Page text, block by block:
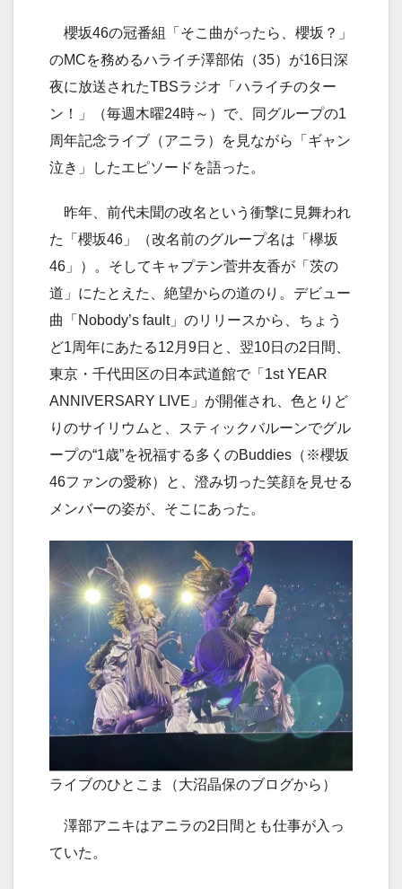
櫻坂46の冠番組「そこ曲がったら、櫻坂？」
のMCを務めるハライチ澤部佑（35）が16日深
夜に放送されたTBSラジオ「ハライチのター
ン！」（毎週木曜24時～）で、同グループの1
周年記念ライブ（アニラ）を見ながら「ギャン
泣き」したエピソードを語った。
昨年、前代未聞の改名という衝撃に見舞われ
た「櫻坂46」（改名前のグループ名は「欅坂
46」）。そしてキャプテン菅井友香が「茨の
道」にたとえた、絶望からの道のり。デビュー
曲「Nobody’s fault」のリリースから、ちょう
ど1周年にあたる12月9日と、翌10日の2日間、
東京・千代田区の日本武道館で「1st YEAR
ANNIVERSARY LIVE」が開催され、色とりど
りのサイリウムと、スティックバルーンでグル
ープの“1歳”を祝福する多くのBuddies（※櫻坂
46ファンの愛称）と、澄み切った笑顔を見せる
メンバーの姿が、そこにあった。
ライブのひとこま（大沼晶保のブログから）
澤部アニキはアニラの2日間とも仕事が入っ
ていた。